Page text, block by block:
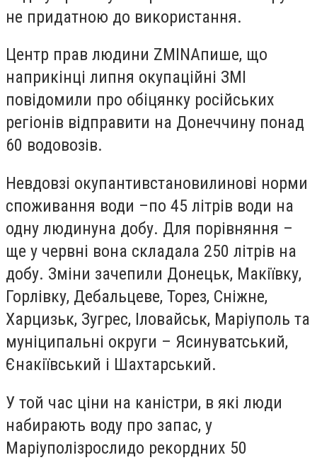
не придатною до використання.
Центр прав людини ZMINAпише, що
наприкінці липня окупаційні ЗМІ
повідомили про обіцянку російських
регіонів відправити на Донеччину понад
60 водовозів.
Невдовзі окупантивстановилинові норми
споживання води –по 45 літрів води на
одну людинуна добу. Для порівняння –
ще у червні вона складала 250 літрів на
добу. Зміни зачепили Донецьк, Макіївку,
Горлівку, Дебальцеве, Торез, Сніжне,
Харцизьк, Зугрес, Іловайськ, Маріуполь та
муніципальні округи – Ясинуватський,
Єнакіївський і Шахтарський.
У той час ціни на каністри, в які люди
набирають воду про запас, у
Маріуполізрослидо рекордних 50